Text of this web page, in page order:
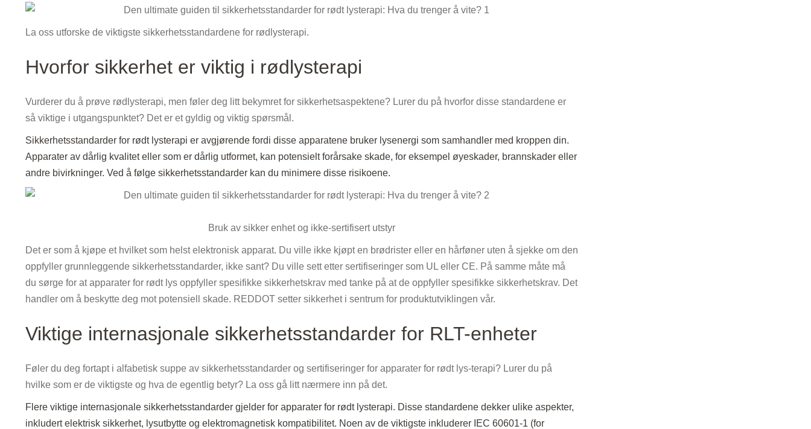
La oss utforske de viktigste sikkerhetsstandardene for rødlysterapi.
Hvorfor sikkerhet er viktig i rødlysterapi
Vurderer du å prøve rødlysterapi, men føler deg litt bekymret for sikkerhetsaspektene? Lurer du på hvorfor disse standardene er
så viktige i utgangspunktet? Det er et gyldig og viktig spørsmål.
Sikkerhetsstandarder for rødt lysterapi er avgjørende fordi disse apparatene bruker lysenergi som samhandler med kroppen din.
Apparater av dårlig kvalitet eller som er dårlig utformet, kan potensielt forårsake skade, for eksempel øyeskader, brannskader eller
andre bivirkninger. Ved å følge sikkerhetsstandarder kan du minimere disse risikoene.
Bruk av sikker enhet og ikke-sertifisert utstyr
Det er som å kjøpe et hvilket som helst elektronisk apparat. Du ville ikke kjøpt en brødrister eller en hårføner uten å sjekke om den
oppfyller grunnleggende sikkerhetsstandarder, ikke sant? Du ville sett etter sertifiseringer som UL eller CE. På samme måte må
du sørge for at apparater for rødt lys oppfyller spesifikke sikkerhetskrav med tanke på at de oppfyller spesifikke sikkerhetskrav. Det
handler om å beskytte deg mot potensiell skade. REDDOT setter sikkerhet i sentrum for produktutviklingen vår.
Viktige internasjonale sikkerhetsstandarder for RLT-enheter
Føler du deg fortapt i alfabetisk suppe av sikkerhetsstandarder og sertifiseringer for apparater for rødt lys-terapi? Lurer du på
hvilke som er de viktigste og hva de egentlig betyr? La oss gå litt nærmere inn på det.
Flere viktige internasjonale sikkerhetsstandarder gjelder for apparater for rødt lysterapi. Disse standardene dekker ulike aspekter,
inkludert elektrisk sikkerhet, lysutbytte og elektromagnetisk kompatibilitet. Noen av de viktigste inkluderer IEC 60601-1 (for